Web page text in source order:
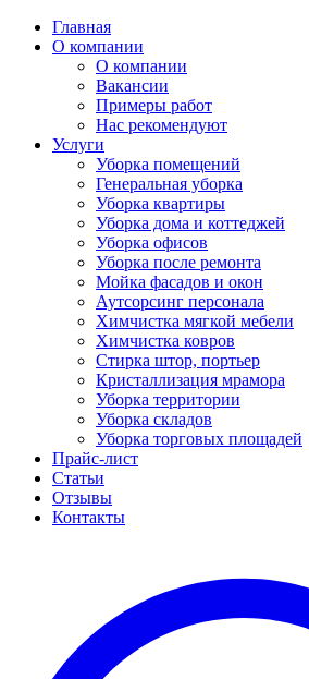
Главная
О компании
О компании
Вакансии
Примеры работ
Нас рекомендуют
Услуги
Уборка помещений
Генеральная уборка
Уборка квартиры
Уборка дома и коттеджей
Уборка офисов
Уборка после ремонта
Мойка фасадов и окон
Аутсорсинг персонала
Химчистка мягкой мебели
Химчистка ковров
Стирка штор, портьер
Кристаллизация мрамора
Уборка территории
Уборка складов
Уборка торговых площадей
Прайс-лист
Cтатьи
Отзывы
Контакты